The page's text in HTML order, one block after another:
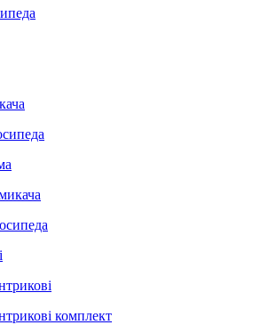
комплект